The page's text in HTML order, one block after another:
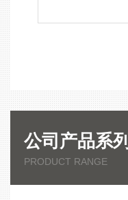
公司产品系列
PRODUCT RANGE